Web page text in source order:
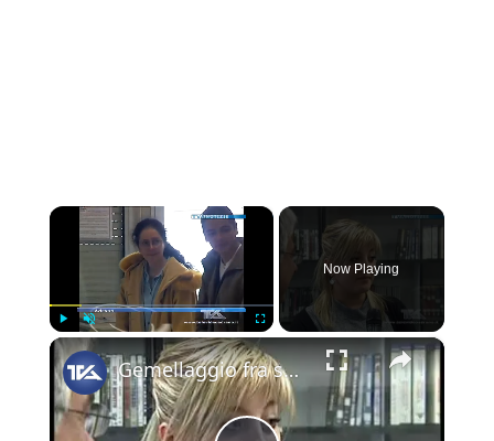
×
Play
Now Playing
×
Gemellaggio fra scolaresca Adranita e Francese